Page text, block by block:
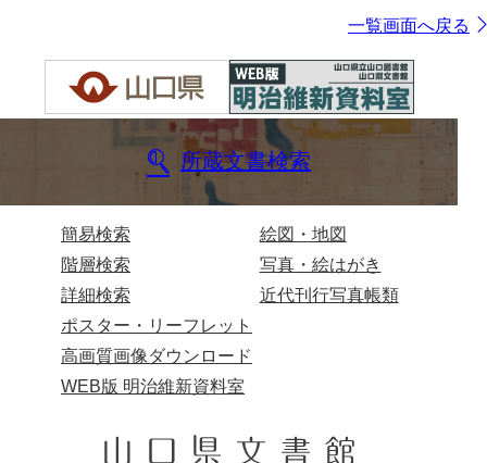
一覧画面へ戻る
所蔵文書検索
簡易検索
階層検索
詳細検索
絵図・地図
写真・絵はがき
近代刊行写真帳類
ポスター・リーフレット
高画質画像ダウンロード
WEB版 明治維新資料室